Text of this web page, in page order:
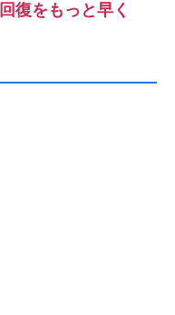
復をもっと早く